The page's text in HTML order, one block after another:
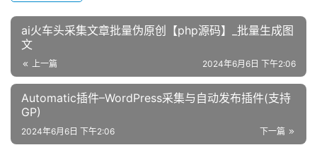
ai火车头采集文章批量伪原创【php源码】_批量生成图
文
上一篇 2024年6月6日 下午2:06
Automatic插件–WordPress采集与自动发布插件(支持
GP)
下一篇
2024年6月6日 下午2:06